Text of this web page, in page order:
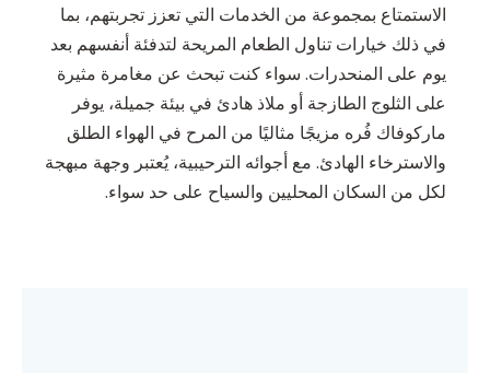
الاستمتاع بمجموعة من الخدمات التي تعزز تجربتهم، بما
في ذلك خيارات تناول الطعام المريحة لتدفئة أنفسهم بعد
يوم على المنحدرات. سواء كنت تبحث عن مغامرة مثيرة
على الثلوج الطازجة أو ملاذ هادئ في بيئة جميلة، يوفر
ماركوفاك فُره مزيجًا مثاليًا من المرح في الهواء الطلق
والاسترخاء الهادئ. مع أجوائه الترحيبية، يُعتبر وجهة مبهجة
لكل من السكان المحليين والسياح على حد سواء.